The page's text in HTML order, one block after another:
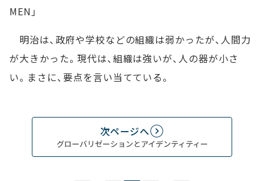
MEN」
明治は、政府や学校などの組織は弱かったが、人間力
が大きかった。現代は、組織は強いが、人の器が小さ
い。まさに、要点を言い当てている。
次ページへ
グローバリゼーションとアイデンティティー